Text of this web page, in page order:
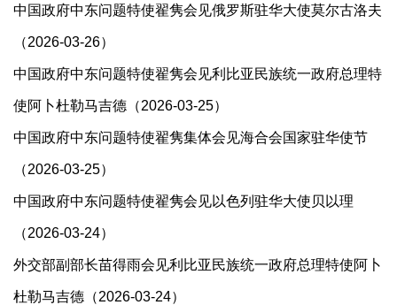
中国政府中东问题特使翟隽会见俄罗斯驻华大使莫尔古洛夫
（2026-03-26）
中国政府中东问题特使翟隽会见利比亚民族统一政府总理特
使阿卜杜勒马吉德（2026-03-25）
中国政府中东问题特使翟隽集体会见海合会国家驻华使节
（2026-03-25）
中国政府中东问题特使翟隽会见以色列驻华大使贝以理
（2026-03-24）
​外交部副部长苗得雨会见利比亚民族统一政府总理特使阿卜
杜勒马吉德（2026-03-24）